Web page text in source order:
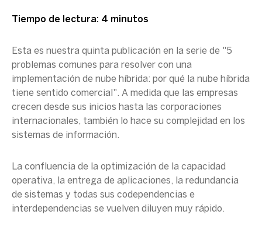
Tiempo de lectura: 4 minutos
Esta es nuestra quinta publicación en la serie de "5
problemas comunes para resolver con una
implementación de nube híbrida: por qué la nube híbrida
tiene sentido comercial". A medida que las empresas
crecen desde sus inicios hasta las corporaciones
internacionales, también lo hace su complejidad en los
sistemas de información.
La confluencia de la optimización de la capacidad
operativa, la entrega de aplicaciones, la redundancia
de sistemas y todas sus codependencias e
interdependencias se vuelven diluyen muy rápido.